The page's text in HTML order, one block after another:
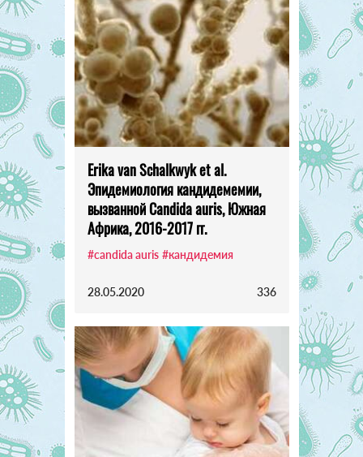
Erika van Schalkwyk et al.
Эпидемиология кандидемемии,
вызванной Candida auris, Южная
Африка, 2016-2017 гг.
#candida auris #кандидемия
28.05.2020 336